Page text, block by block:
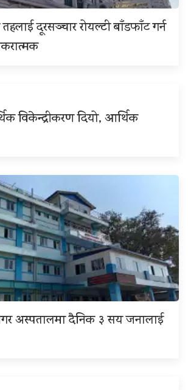
दूरसञ्चार रोयल्टी बाँडफाँट गर्न
विकेन्द्रीकरण दियो, आर्थिक
अस्पतालमा दैनिक ३ सय जनालाई